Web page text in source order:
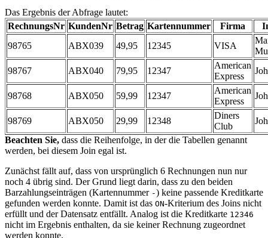
Das Ergebnis der Abfrage lautet:
RechnungsNr KundenNr Betrag Kartennummer Firma
98765
ABX039 49,95 12345 VISA
98767
ABX040 79,95 12347
American
Express
98768 ABX050 59,99 12347
American
Express
98769 ABX050 29,99 12348
Diners
Club
Beachten Sie, dass die Reihenfolge, in der die Tabellen genannt
werden, bei diesem Join egal ist.
Zunächst fällt auf, dass von ursprünglich 6 Rechnungen nun nur
noch 4 übrig sind. Der Grund liegt darin, dass zu den beiden
Barzahlungseinträgen (Kartennummer -) keine passende Kreditkarte
gefunden werden konnte. Damit ist das ON-Kriterium des Joins nicht
erfüllt und der Datensatz entfällt. Analog ist die Kreditkarte 12346
nicht im Ergebnis enthalten, da sie keiner Rechnung zugeordnet
werden konnte.